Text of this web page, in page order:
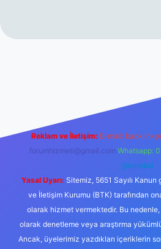
Reklam ve İletişim: E-mail:
forumhizmeti@gmail.com Whatsapp:
@karabul
Yasal Uyarı: Sitemiz, 5651 Sayılı
ve İletişim Kurumu (BTK) tarafından
olarak hizmet vermektedir. Bu
olarak denetleme veya araştırma
Ancak, üyelerimiz yazdıkları içeriklerin